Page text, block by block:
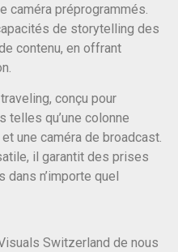
caméra préprogrammés.
de storytelling des
contenu, en offrant
conçu pour
telles qu’une colonne
une caméra de broadcast.
il garantit des prises
n’importe quel
Switzerland de nous